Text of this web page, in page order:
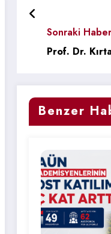
Sonraki Haber
Prof. Dr.
Benzer